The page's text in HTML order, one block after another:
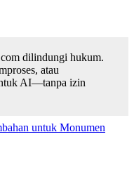
dilindungi hukum.
atau
AI—tanpa izin
untuk Monumen